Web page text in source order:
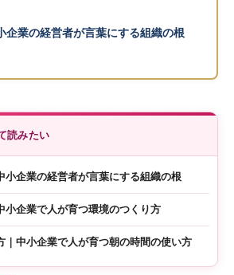
企業の経営者が言葉にする組織の根
読みたい
小企業の経営者が言葉にする組織の根
小企業で人が育つ環境のつくり方
｜中小企業で人が育つ朝の時間の使い方